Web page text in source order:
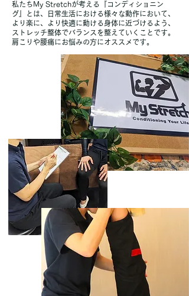
私たちMy Stretchが考える『コンディショニン
グ』とは、日常生活における様々な動作において、
より楽に、より快適に動ける身体に近づけるよう、
ストレッチ整体でバランスを整えていくことです。
​肩こりや腰痛にお悩みの方にオススメです。